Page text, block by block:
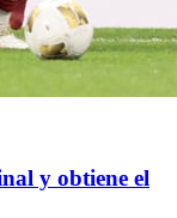
y obtiene el